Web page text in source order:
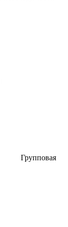
Групповая